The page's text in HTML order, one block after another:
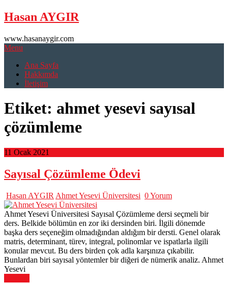
Skip
to
Hasan AYGIR
www.hasanaygir.com
Menu
Ana Sayfa
Hakkımda
İletişim
Etiket: ahmet yesevi sayısal
çözümleme
11 Ocak 2021
Sayısal Çözümleme Ödevi
Hasan AYGIR Ahmet Yesevi Üniversitesi 0 Yorum
Ahmet Yesevi Üniversitesi Sayısal Çözümleme dersi seçmeli bir
ders. Belkide bölümün en zor iki dersinden biri. İlgili dönemde
başka ders seçeneğim olmadığından aldığım bir dersti. Genel olarak
matris, determinant, türev, integral, polinomlar ve ispatlarla ilgili
konular mevcut. Bu ders birden çok adla karşınıza çıkabilir.
Bunlardan biri sayısal yöntemler bir diğeri de nümerik analiz. Ahmet
Yesevi